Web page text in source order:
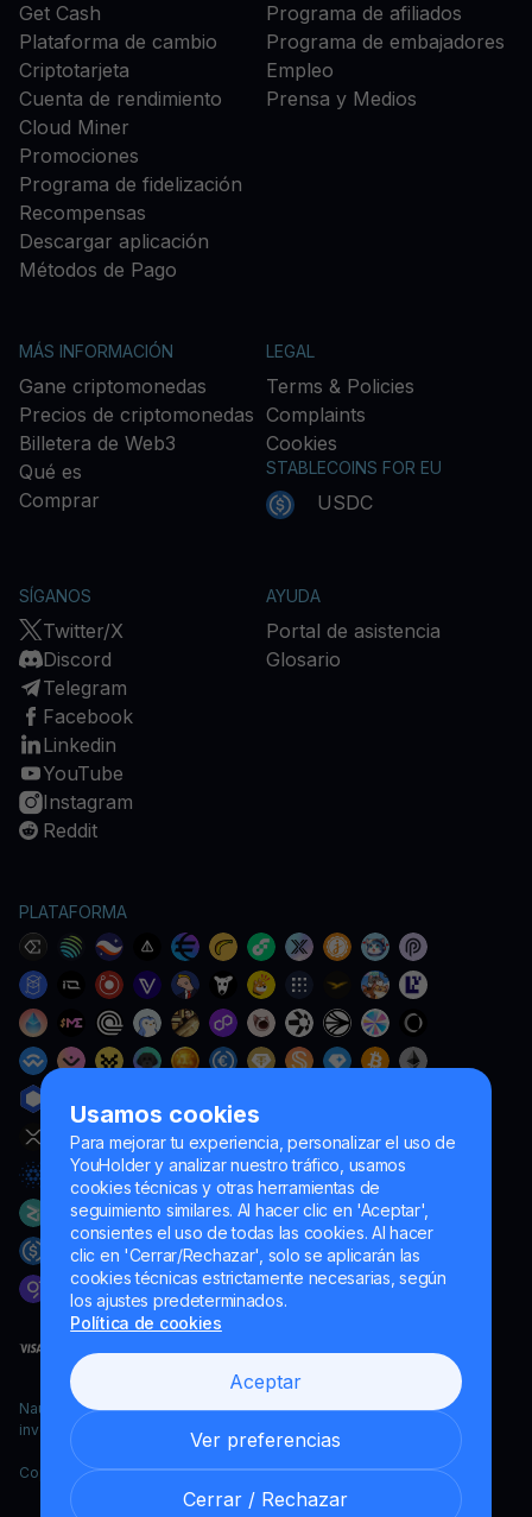
Usamos cookies
Para mejorar tu experiencia, personalizar el uso de
YouHolder y analizar nuestro tráfico, usamos
cookies técnicas y otras herramientas de
seguimiento similares. Al hacer clic en 'Aceptar',
consientes el uso de todas las cookies. Al hacer
clic en 'Cerrar/Rechazar', solo se aplicarán las
cookies técnicas estrictamente necesarias, según
los ajustes predeterminados.
Política de cookies
Aceptar
Ver preferencias
Cerrar / Rechazar
Get Cash
Plataforma de cambio
Criptotarjeta
Cuenta de rendimiento
Cloud Miner
Promociones
Programa de fidelización
Recompensas
Descargar aplicación
Métodos de Pago
Programa de afiliados
Programa de embajadores
Empleo
Prensa y Medios
MÁS INFORMACIÓN
Gane criptomonedas
Precios de criptomonedas
Billetera de Web3
Qué es
Comprar
LEGAL
Terms & Policies
Complaints
Cookies
STABLECOINS FOR EU
USDC
SÍGANOS
Twitter/X
Discord
Telegram
Facebook
Linkedin
YouTube
Instagram
Reddit
AYUDA
Portal de asistencia
Glosario
PLATAFORMA
Naumard LTD. – únicamente para fines de desarrollo informático,
investigación y marketing
Copyright YouHodler, 2026.